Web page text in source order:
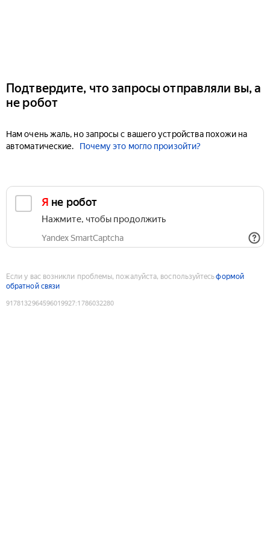
Подтвердите, что запросы отправляли вы, а
не робот
Нам очень жаль, но запросы с вашего устройства похожи на
автоматические.
Почему это могло произойти?
Я не робот
Нажмите, чтобы продолжить
Yandex SmartCaptcha
Если у вас возникли проблемы, пожалуйста, воспользуйтесьформой
обратной связи
9178132964596019927:1786032280